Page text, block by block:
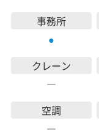
事務所
●
クレーン
―
空調
―